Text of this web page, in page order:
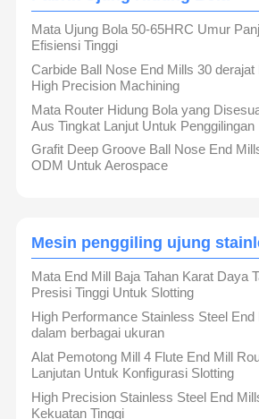
Kontrol
Hubungi
Mata Bor Senapan
Pengeboran BTA
Pengeboran ujung yang bisa ditukar
Mata Ujung Bola 50-65HRC Umur
Efisiensi Tinggi
Carbide Ball Nose End Mills 30 derajat
High Precision Machining
Mata Router Hidung Bola yang
Aus Tingkat Lanjut Untuk Penggilingan
Grafit Deep Groove Ball Nose End
ODM Untuk Aerospace
Mesin penggiling ujung
Mata End Mill Baja Tahan Karat Daya
Presisi Tinggi Untuk Slotting
High Performance Stainless Steel End
dalam berbagai ukuran
Alat Pemotong Mill 4 Flute End Mill
Lanjutan Untuk Konfigurasi Slotting
High Precision Stainless Steel End
Kekuatan Tinggi
Lianchuang Hewo didirikan pada Oktober
satu dekade pengembangan, perusahaan
kemitraan strategis dengan banyak merek
Produknya telah banyak digunakan di
atas seperti industri otomotif, manufaktur
konstruksi, peralatan pembangkit listrik,
industri medis. Melalui manufaktur presisi
teknis, Lianchuang Hewo bersedia
sendiri!
Alat potong karbida padat
Alat potong superkeras/alat potong yang